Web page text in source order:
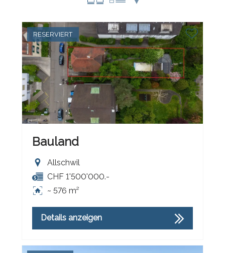
RESERVIERT
Bauland
Allschwil
CHF 1'500'000.-
~ 576 m²
Details anzeigen